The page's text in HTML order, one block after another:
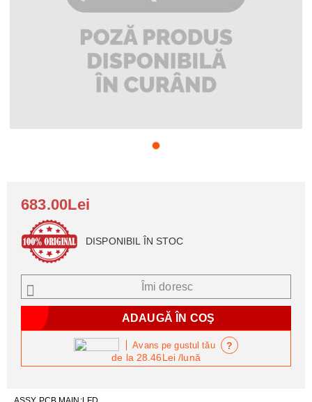
683.00Lei
DISPONIBIL ÎN STOC
Îmi doresc
de la 28.46Lei/lună
Avans pe gustul tău ?